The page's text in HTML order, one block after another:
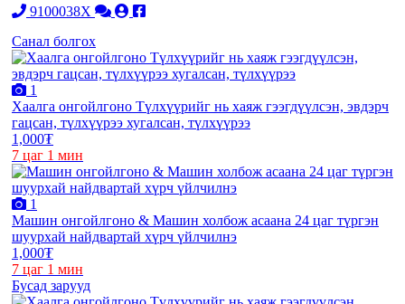
9100038X
Санал болгох
1
Хаалга онгойлгоно Түлхүүрийг нь хаяж гээгдүүлсэн, эвдэрч
гацсан, түлхүүрээ хугалсан, түлхүүрээ
1,000₮
7 цаг 1 мин
1
Машин онгойлгоно & Машин холбож асаана 24 цаг түргэн
шуурхай найдвартай хүрч үйлчилнэ
1,000₮
7 цаг 1 мин
Бусад зарууд